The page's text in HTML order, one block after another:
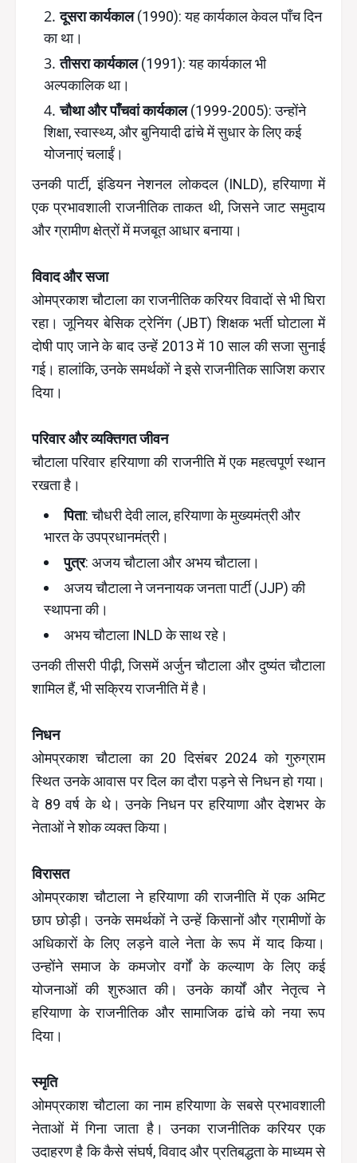
दूसरा कार्यकाल(1990): यह कार्यकाल केवल पाँच दिन
का था।
तीसरा कार्यकाल(1991): यह कार्यकाल भी
अल्पकालिक था।
चौथा और पाँचवां कार्यकाल(1999-2005): उन्होंने
शिक्षा, स्वास्थ्य, और बुनियादी ढांचे में सुधार के लिए कई
योजनाएं चलाईं।
उनकी पार्टी, इंडियन नेशनल लोकदल (INLD), हरियाणा में
एक प्रभावशाली राजनीतिक ताकत थी, जिसने जाट समुदाय
और ग्रामीण क्षेत्रों में मजबूत आधार बनाया।
विवाद और सजा
ओमप्रकाश चौटाला का राजनीतिक करियर विवादों से भी घिरा
रहा। जूनियर बेसिक ट्रेनिंग (JBT) शिक्षक भर्ती घोटाला में
दोषी पाए जाने के बाद उन्हें 2013 में 10 साल की सजा सुनाई
गई। हालांकि, उनके समर्थकों ने इसे राजनीतिक साजिश करार
दिया।
परिवार और व्यक्तिगत जीवन
चौटाला परिवार हरियाणा की राजनीति में एक महत्वपूर्ण स्थान
रखता है।
पिता: चौधरी देवी लाल, हरियाणा के मुख्यमंत्री और
भारत के उपप्रधानमंत्री।
पुत्र: अजय चौटाला और अभय चौटाला।
अजय चौटाला ने जननायक जनता पार्टी (JJP) की
स्थापना की।
अभय चौटाला INLD के साथ रहे।
उनकी तीसरी पीढ़ी, जिसमें अर्जुन चौटाला और दुष्यंत चौटाला
शामिल हैं, भी सक्रिय राजनीति में है।
निधन
ओमप्रकाश चौटाला का 20 दिसंबर 2024 को गुरुग्राम
स्थित उनके आवास पर दिल का दौरा पड़ने से निधन हो गया।
वे 89 वर्ष के थे। उनके निधन पर हरियाणा और देशभर के
नेताओं ने शोक व्यक्त किया।
विरासत
ओमप्रकाश चौटाला ने हरियाणा की राजनीति में एक अमिट
छाप छोड़ी। उनके समर्थकों ने उन्हें किसानों और ग्रामीणों के
अधिकारों के लिए लड़ने वाले नेता के रूप में याद किया।
उन्होंने समाज के कमजोर वर्गों के कल्याण के लिए कई
योजनाओं की शुरुआत की। उनके कार्यों और नेतृत्व ने
हरियाणा के राजनीतिक और सामाजिक ढांचे को नया रूप
दिया।
स्मृति
ओमप्रकाश चौटाला का नाम हरियाणा के सबसे प्रभावशाली
नेताओं में गिना जाता है। उनका राजनीतिक करियर एक
उदाहरण है कि कैसे संघर्ष, विवाद और प्रतिबद्धता के माध्यम से